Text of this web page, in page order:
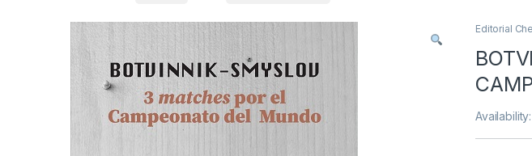
Editorial
Availability: